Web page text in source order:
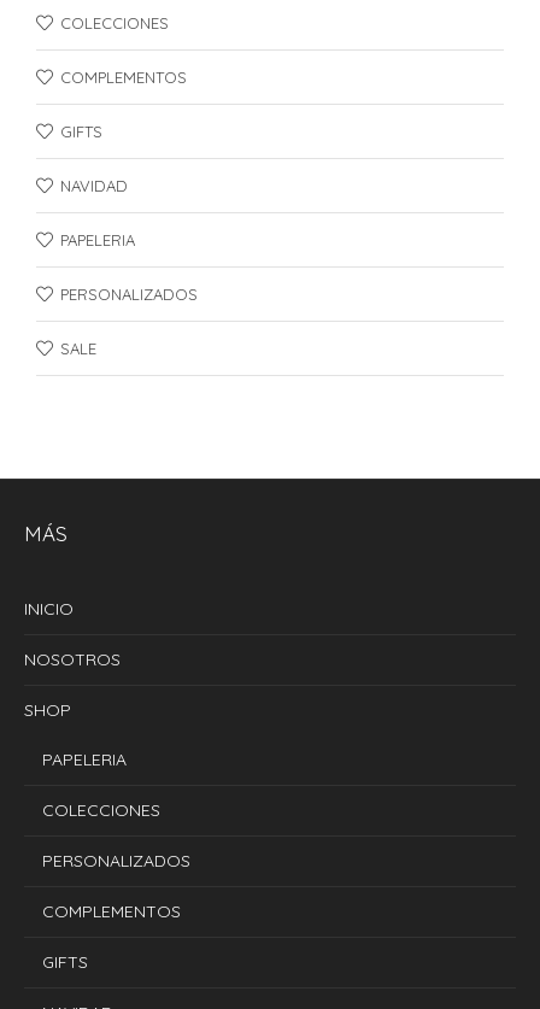
COLECCIONES
COMPLEMENTOS
GIFTS
NAVIDAD
PAPELERIA
PERSONALIZADOS
SALE
MÁS
INICIO
NOSOTROS
SHOP
PAPELERIA
COLECCIONES
PERSONALIZADOS
COMPLEMENTOS
GIFTS